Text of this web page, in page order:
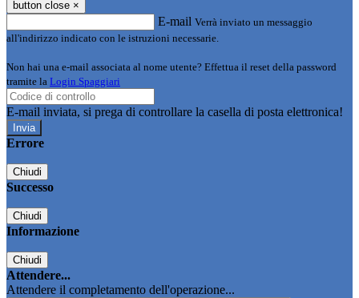
button close ×
E-mail Verrà inviato un messaggio
all'indirizzo indicato con le istruzioni necessarie.
Non hai una e-mail associata al nome utente? Effettua il reset della password
tramite la Login Spaggiari
E-mail inviata, si prega di controllare la casella di posta elettronica!
Errore
Chiudi
Successo
Chiudi
Informazione
Chiudi
Attendere...
Attendere il completamento dell'operazione...